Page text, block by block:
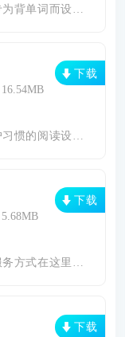
而设计的应用，它
读设定这里都能为
下载
这里很容易的就能
下载
下载